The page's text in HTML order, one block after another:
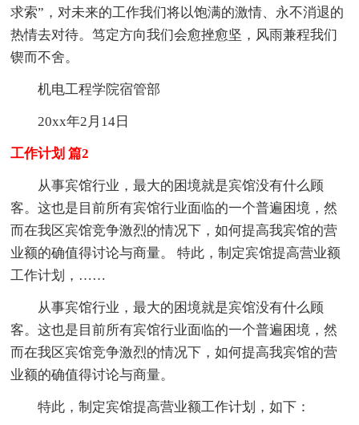
求索”，对未来的工作我们将以饱满的激情、永不消退的
热情去对待。笃定方向我们会愈挫愈坚，风雨兼程我们
锲而不舍。
机电工程学院宿管部
20xx年2月14日
工作计划 篇2
从事宾馆行业，最大的困境就是宾馆没有什么顾
客。这也是目前所有宾馆行业面临的一个普遍困境，然
而在我区宾馆竞争激烈的情况下，如何提高我宾馆的营
业额的确值得讨论与商量。 特此，制定宾馆提高营业额
工作计划，……
从事宾馆行业，最大的困境就是宾馆没有什么顾
客。这也是目前所有宾馆行业面临的一个普遍困境，然
而在我区宾馆竞争激烈的情况下，如何提高我宾馆的营
业额的确值得讨论与商量。
特此，制定宾馆提高营业额工作计划，如下：